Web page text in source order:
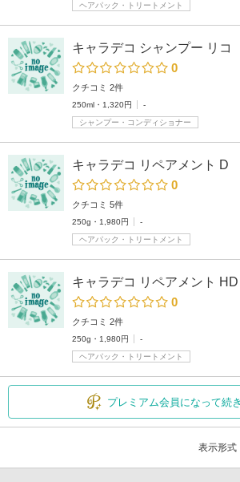
ヘアパック・トリートメント
キャラデコ シャンプー リコ
0
クチコミ 2件
250ml・1,320円
-
シャンプー・コンディショナー
キャラデコ リペアメント D
0
クチコミ 5件
250g・1,980円
-
ヘアパック・トリートメント
キャラデコ リペアメント HD
0
クチコミ 2件
250g・1,980円
-
ヘアパック・トリートメント
プレミアム会員になって続
表示形式